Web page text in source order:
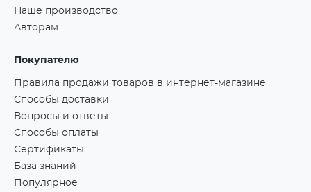
Наше производство
Авторам
Покупателю
Правила продажи товаров в интернет-магазине
Способы доставки
Вопросы и ответы
Способы оплаты
Сертификаты
База знаний
Популярное